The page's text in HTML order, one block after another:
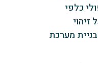
כלפי
מערכת